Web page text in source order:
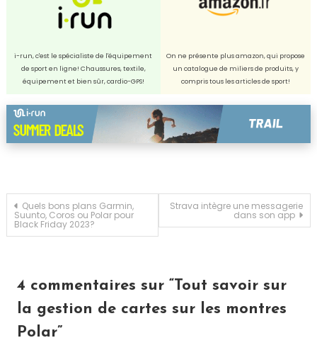
i-run, c'est le spécialiste de l'équipement
de sport en ligne! Chaussures, textile,
équipement et bien sûr, cardio-GPS!
On ne présente plus amazon, qui propose
un catalogue de miliers de produits, y
compris tous les articles de sport!
Navigation
de
Quels bons plans Garmin,
Suunto, Coros ou Polar pour
Black Friday 2023?
Strava intègre une messagerie
dans son app
4 commentaires sur “Tout savoir sur
la gestion de cartes sur les montres
Polar”